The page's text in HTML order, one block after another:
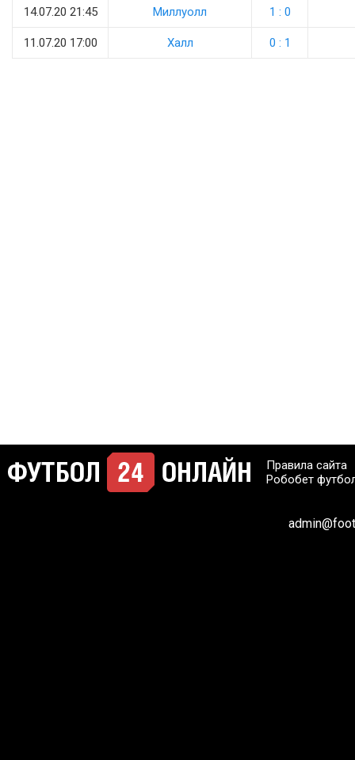
14.07.20 21:45 Миллуолл 1 : 0
11.07.20 17:00 Халл 0 : 1
Правила сайта
Робобет